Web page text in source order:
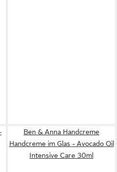
Ben & Anna Handcreme
Handcreme im Glas - Avocado Oil
Intensive Care 30ml